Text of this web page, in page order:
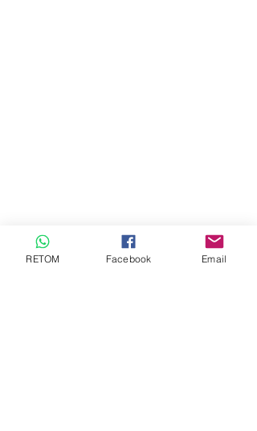
RETOM Facebook Email